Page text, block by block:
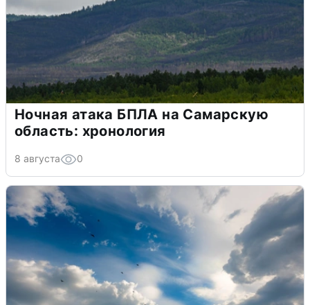
Ночная атака БПЛА на Самарскую
область: хронология
8 августа 0